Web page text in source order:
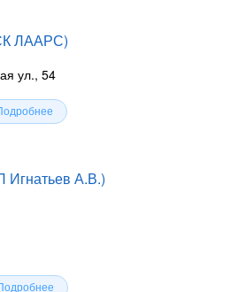
ЛААРС)
ул., 54
Игнатьев А.В.)